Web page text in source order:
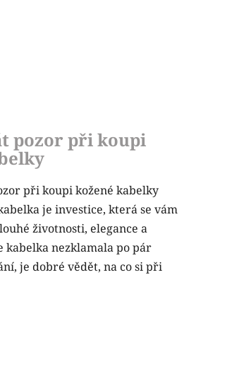
pozor při koupi
při koupi kožené kabelky
je investice, která se vám
životnosti, elegance a
kabelka nezklamala po pár
je dobré vědět, na co si při